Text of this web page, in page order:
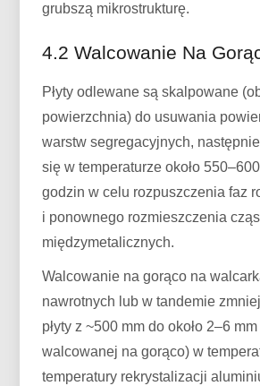
grubszą mikrostrukturę.
4.2 Walcowanie Na
Płyty odlewane są skalpowane
powierzchnia) do usuwania
warstw segregacyjnych,
się w temperaturze około
godzin w celu rozpuszczenia faz
i ponownego rozmieszczenia
międzymetalicznych.
Walcowanie na gorąco na
nawrotnych lub w tandemie
płyty z ~500 mm do około 2–6
walcowanej na gorąco) w
temperatury rekrystalizacji